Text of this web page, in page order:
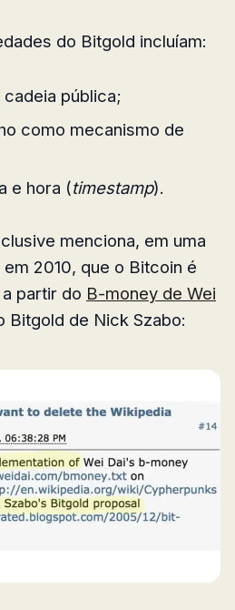
do Bitgold incluíam:
pública;
como mecanismo de
e hora (timestamp).
menciona, em uma
2010, que o Bitcoin é
partir do B-money de Wei
Bitgold de Nick Szabo: